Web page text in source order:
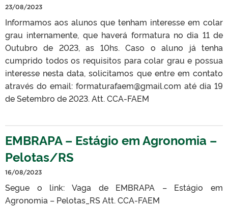
23/08/2023
Informamos aos alunos que tenham interesse em colar
grau internamente, que haverá formatura no dia 11 de
Outubro de 2023, as 10hs. Caso o aluno já tenha
cumprido todos os requisitos para colar grau e possua
interesse nesta data, solicitamos que entre em contato
através do email: formaturafaem@gmail.com até dia 19
de Setembro de 2023. Att. CCA-FAEM
EMBRAPA – Estágio em Agronomia –
Pelotas/RS
16/08/2023
Segue o link: Vaga de EMBRAPA – Estágio em
Agronomia – Pelotas_RS Att. CCA-FAEM